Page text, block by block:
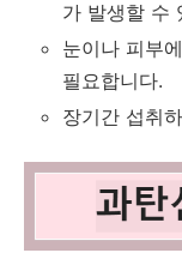
가 발생할 수
눈이나 피부
필요합니다.
장기간 섭취